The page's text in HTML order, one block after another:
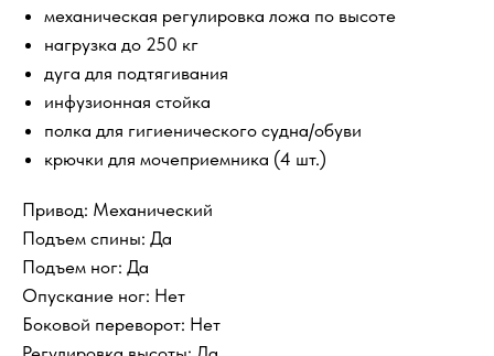
механическая регулировка ложа по высоте
нагрузка до 250 кг
дуга для подтягивания
инфузионная стойка
полка для гигиенического судна/обуви
крючки для мочеприемника (4 шт.)
Привод: Механический
Подъем спины: Да
Подъем ног: Да
Опускание ног: Нет
Боковой переворот: Нет